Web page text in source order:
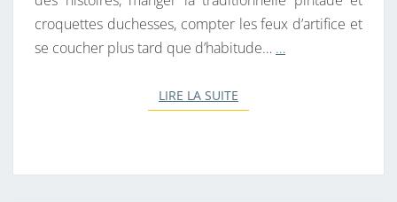
croquettes duchesses, compter les feux d’artifice et
se coucher plus tard que d’habitude… …
LIRE LA SUITE